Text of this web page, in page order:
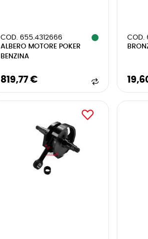
COD. 655.4312666
ALBERO MOTORE POKER
BENZINA
819,77 €
COD.